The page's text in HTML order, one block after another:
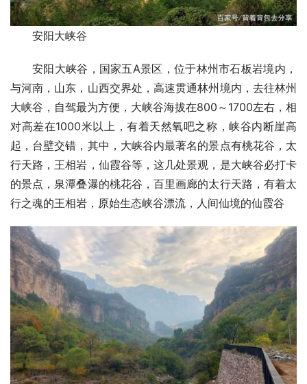
安阳大峡谷
安阳大峡谷，国家五A景区，位于林州市石板岩境内，
与河南，山东，山西交界处，高速贯通林州境内，去往林州
大峡谷，自驾最为方便，大峡谷海拔在800～1700左右，相
对高差在1000米以上，有着天然氧吧之称，峡谷内断崖高
起，台壁交错，其中，大峡谷内最著名的景点有桃花谷，太
行天路，王相岩，仙霞谷等，这几处景观，是大峡谷必打卡
的景点，泉潭叠瀑的桃花谷，百里画廊的太行天路，有着太
行之魂的王相岩，原始生态峡谷漂流，人间仙境的仙霞谷